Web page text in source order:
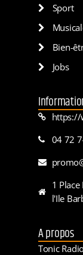
Sport
Bien-
Jobs
04 72
1
l'Ile
A propos
Tonic